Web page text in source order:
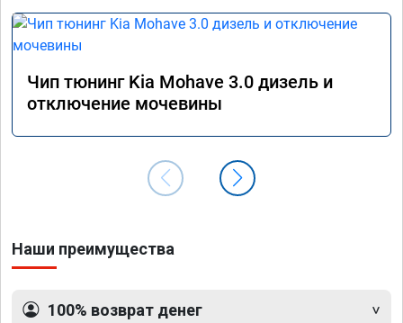
Чип тюнинг Kia Mohave 3.0 дизель и
отключение мочевины
Наши преимущества
100% возврат денег